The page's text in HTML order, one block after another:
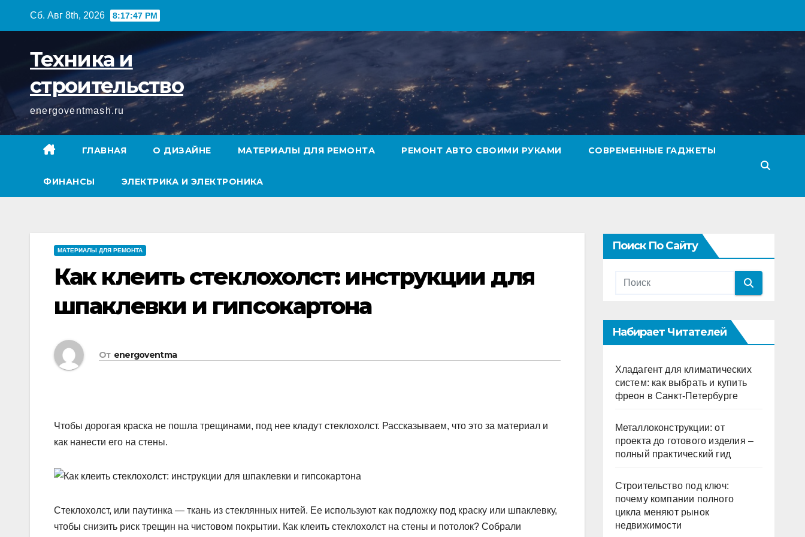
Сб. Авг 8th, 2026 8:17:48 PM
Техника и
строительство
energoventmash.ru
ГЛАВНАЯ О ДИЗАЙНЕ МАТЕРИАЛЫ ДЛЯ РЕМОНТА РЕМОНТ АВТО СВОИМИ РУКАМИ СОВРЕМЕННЫЕ ГАДЖЕТЫ
ФИНАНСЫ ЭЛЕКТРИКА И ЭЛЕКТРОНИКА
МАТЕРИАЛЫ ДЛЯ РЕМОНТА
Как клеить стеклохолст: инструкции для
шпаклевки и гипсокартона
От energoventma
Чтобы дорогая краска не пошла трещинами, под нее кладут стеклохолст. Рассказываем, что это за материал и
как нанести его на стены.
Стеклохолст, или паутинка — ткань из стеклянных нитей. Ее используют как подложку под краску или шпаклевку,
чтобы снизить риск трещин на чистовом покрытии. Как клеить стеклохолст на стены и потолок? Собрали
Поиск По Сайту
Набирает Читателей
Хладагент для климатических
систем: как выбрать и купить
фреон в Санкт-Петербурге
Металлоконструкции: от
проекта до готового изделия –
полный практический гид
Строительство под ключ:
почему компании полного
цикла меняют рынок
недвижимости